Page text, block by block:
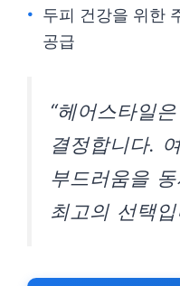
두피 건강을 위한
공급
“헤어스타일
결정합니다.
부드러움을
최고의 선택입